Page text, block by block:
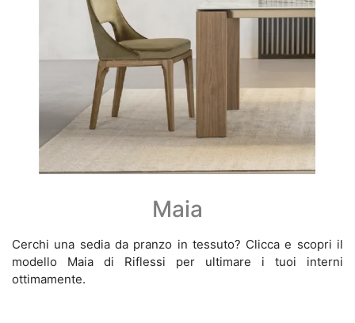
Maia
Cerchi una sedia da pranzo in tessuto? Clicca e scopri il
modello Maia di Riflessi per ultimare i tuoi interni
ottimamente.